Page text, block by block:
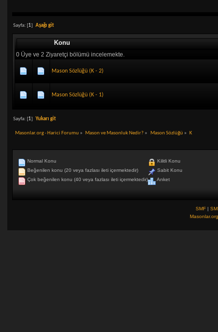
Sayfa: [1] Aşağı git
Konu
0 Üye ve 2 Ziyaretçi bölümü incelemekte.
Mason Sözlüğü (K - 2)
Mason Sözlüğü (K - 1)
Sayfa: [1] Yukarı git
Masonlar.org - Harici Forumu » Mason ve Masonluk Nedir? » Mason Sözlüğü » K
Normal Konu
Beğenilen konu (20 veya fazlası ileti içermektedir)
Çok beğenilen konu (40 veya fazlası ileti içermektedir)
Kilitli Konu
Sabit Konu
Anket
SMF |
Masonlar.org